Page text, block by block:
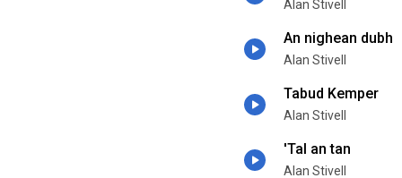
Alan Stivell
An nighean dubh
Alan Stivell
Tabud Kemper
Alan Stivell
'Tal an tan
Alan Stivell